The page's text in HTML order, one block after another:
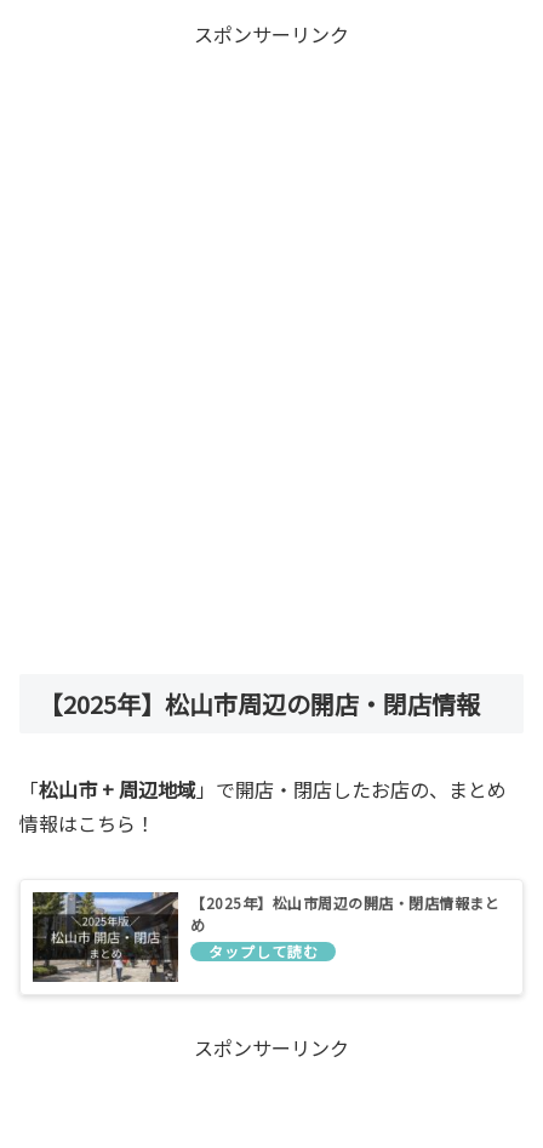
スポンサーリンク
【2025年】松山市周辺の開店・閉店情報
「松山市 + 周辺地域」で開店・閉店したお店の、まとめ
情報はこちら！
【2025年】松山市周辺の開店・閉店情報まと
め
スポンサーリンク